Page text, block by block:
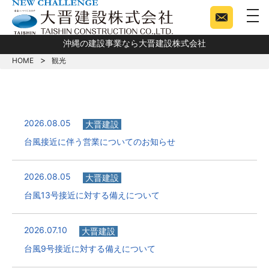
沖縄の建設事業なら大晋建設株式会社
HOME 観光
2026.08.05
大晋建設
台風接近に伴う営業についてのお知らせ
2026.08.05
大晋建設
台風13号接近に対する備えについて
2026.07.10
大晋建設
台風9号接近に対する備えについて